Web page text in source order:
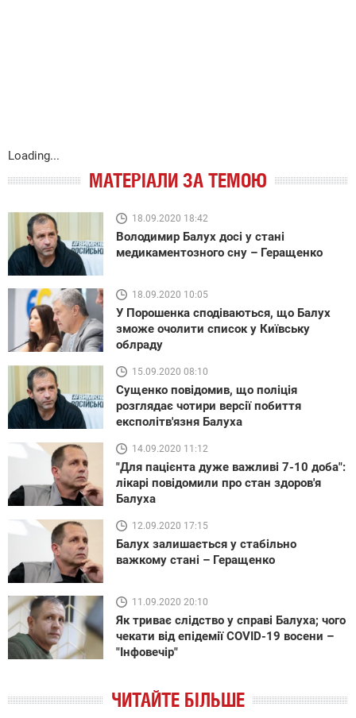
Loading...
МАТЕРІАЛИ ЗА ТЕМОЮ
18.09.2020 18:42
Володимир Балух досі у стані
медикаментозного сну – Геращенко
18.09.2020 10:05
У Порошенка сподіваються, що Балух
зможе очолити список у Київську
облраду
15.09.2020 08:10
Сущенко повідомив, що поліція
розглядає чотири версії побиття
експолітв'язня Балуха
14.09.2020 11:12
"Для пацієнта дуже важливі 7-10 доба":
лікарі повідомили про стан здоров'я
Балуха
12.09.2020 17:15
Балух залишається у стабільно
важкому стані – Геращенко
11.09.2020 20:10
Як триває слідство у справі Балуха; чого
чекати від епідемії COVID-19 восени –
"Інфовечір"
ЧИТАЙТЕ БІЛЬШЕ